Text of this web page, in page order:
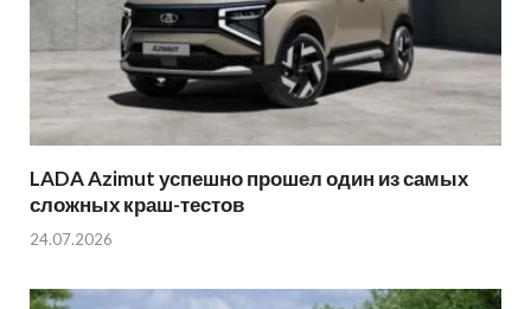
LADA Azimut успешно прошел один из самых
сложных краш-тестов
24.07.2026